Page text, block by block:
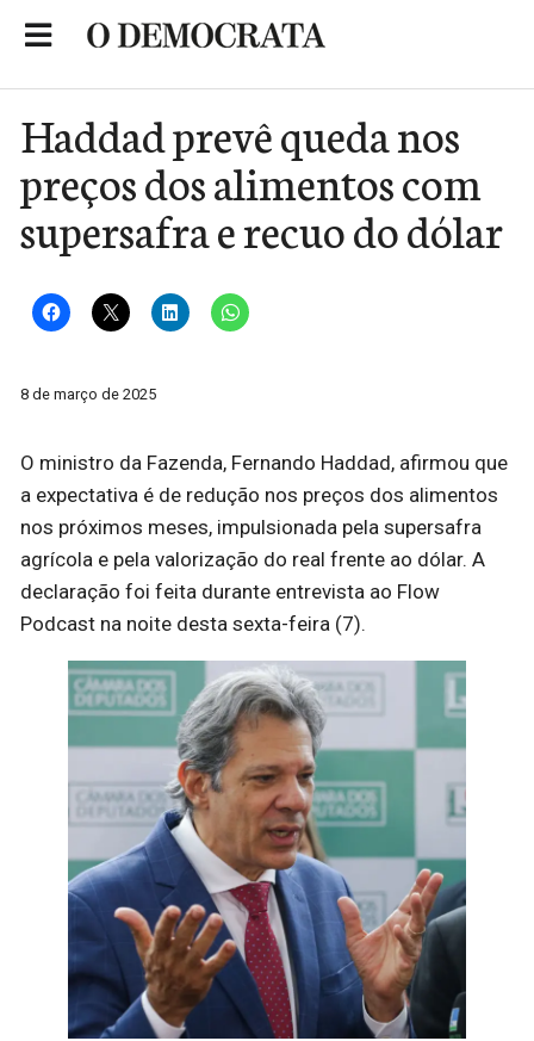
Haddad prevê queda nos
preços dos alimentos com
supersafra e recuo do dólar
8 de março de 2025
O ministro da Fazenda, Fernando Haddad, afirmou que
a expectativa é de redução nos preços dos alimentos
nos próximos meses, impulsionada pela supersafra
agrícola e pela valorização do real frente ao dólar. A
declaração foi feita durante entrevista ao Flow
Podcast na noite desta sexta-feira (7).